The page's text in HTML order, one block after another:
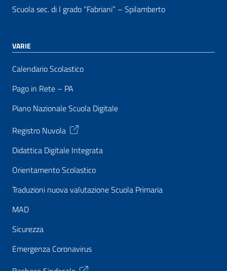
Scuola sec. di I grado “Fabriani” – Spilamberto
VARIE
Calendario Scolastico
Pago in Rete – PA
Piano Nazionale Scuola Digitale
Registro Nuvola
Didattica Digitale Integrata
Orientamento Scolastico
Traduzioni nuova valutazione Scuola Primaria
MAD
Sicurezza
Emergenza Coronavirus